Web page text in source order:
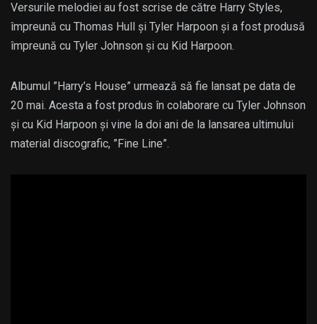
Versurile melodiei au fost scrise de către Harry Styles,
împreună cu Thomas Hull și Tyler Harpoon și a fost produsă
împreună cu Tyler Johnson și cu Kid Harpoon.
Albumul ”Harry’s House” urmează să fie lansat pe data de
20 mai. Acesta a fost produs în colaborare cu Tyler Johnson
și cu Kid Harpoon și vine la doi ani de la lansarea ultimului
material discografic, ”Fine Line”.